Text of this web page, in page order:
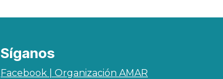
Síganos
Facebook | Organización AMAR